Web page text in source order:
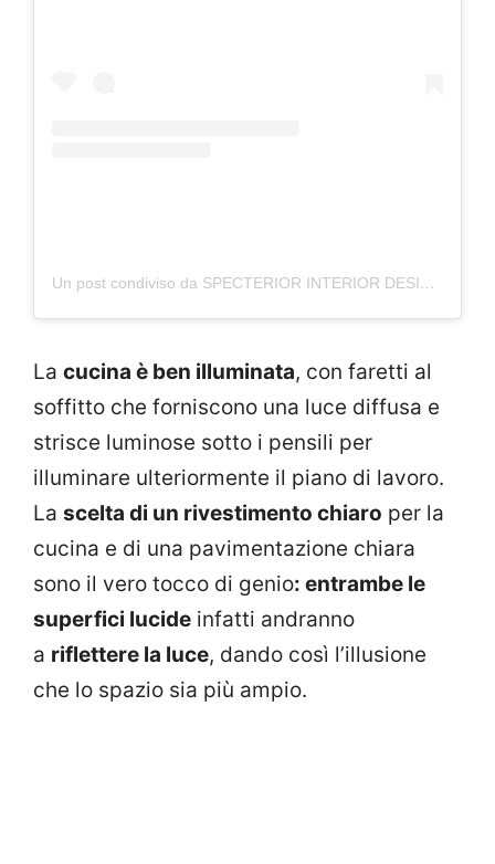
Un post condiviso da SPECTERIOR INTERIOR DESIGN PVT LTD (@specterior_designs)
La cucina è ben illuminata, con faretti al
soffitto che forniscono una luce diffusa e
strisce luminose sotto i pensili per
illuminare ulteriormente il piano di lavoro.
La scelta di un rivestimento chiaro per la
cucina e di una pavimentazione chiara
sono il vero tocco di genio: entrambe le
superfici lucide infatti andranno
a riflettere la luce, dando così l’illusione
che lo spazio sia più ampio.